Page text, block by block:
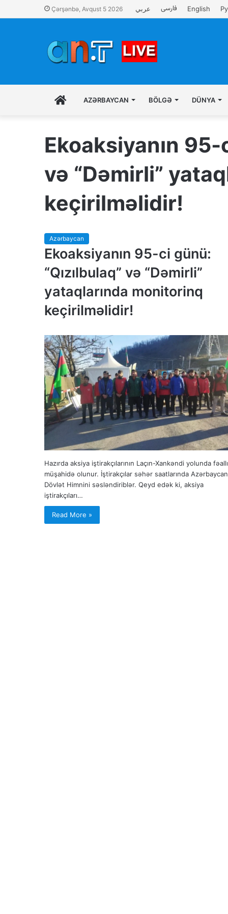
Çərşənbə, Avqust 5 2026 عربي فارسی English
İLK AZƏRBAYCAN BÖLGƏ DÜNYA
Ekoaksiyanın 95-
və “Dəmirli”
keçirilməlidir!
Azərbaycan
Ekoaksiyanın 95-ci günü:
“Qızılbulaq” və “Dəmirli”
yataqlarında monitorinq
keçirilməlidir!
Hazırda aksiya iştirakçılarının Laçın-Xankəndi yolunda
müşahidə olunur. İştirakçılar səhər saatlarında
Dövlət Himnini səsləndiriblər. Qeyd edək ki, aksiya
iştirakçıları…
Read More »